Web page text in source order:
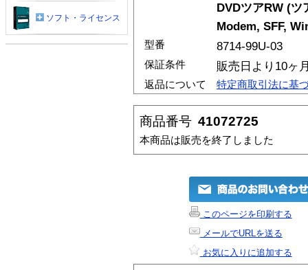
DVDツアRW (
Modem, SFF,
型番 8714-99U-03
保証条件 販売日より10ヶ
返品について 特定商取引法に基
商品番号 41072725
本商品は販売を終了しました
このページを印刷する
メールでURLを送る
お気に入りに追加する
ソフト・ライセンス